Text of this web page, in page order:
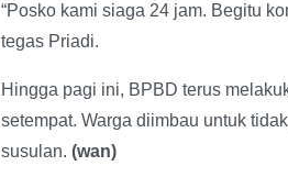
“Posko kami siaga 24 jam. Begitu
tegas Priadi.
Hingga pagi ini, BPBD terus
setempat. Warga diimbau untuk
susulan. (wan)